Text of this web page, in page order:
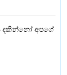
දකින්නෝ අපගේ